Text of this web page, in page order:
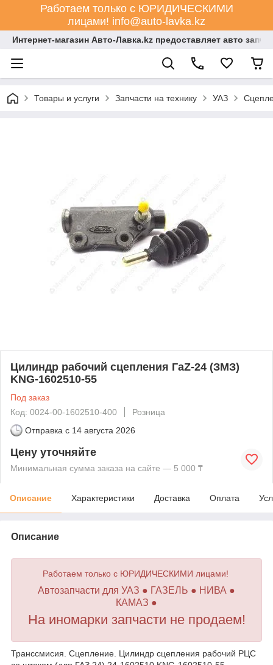
Работаем только с ЮРИДИЧЕСКИМИ
лицами! info@auto-lavka.kz
Интернет-магазин Авто-Лавка.kz предоставляет авто
Товары и услуги Запчасти на технику УАЗ
Цилиндр рабочий сцепления ГаZ-24 (ЗМЗ)
KNG-1602510-55
Под заказ
Код: 0024-00-1602510-400
Розница
Отправка с 14 августа 2026
Цену уточняйте
Минимальная сумма заказа на сайте — 5 000 ₸
Описание Характеристики Доставка Оплата
Описание
Работаем только с ЮРИДИЧЕСКИМИ лицами!
Автозапчасти для УАЗ ● ГАЗЕЛЬ ● НИВА ●
КАМАЗ ●
На иномарки запчасти не продаем!
Транссмисия. Сцепление. Цилиндр сцепления рабочий РЦС